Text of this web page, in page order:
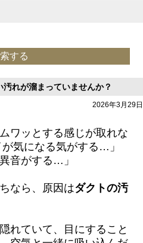
れが溜まっていませんか？
2026年3月29日
ワッとする感じが取れな
気になる気がする…」
音がする…」
なら、原因はダクトの汚
れていて、目にすること